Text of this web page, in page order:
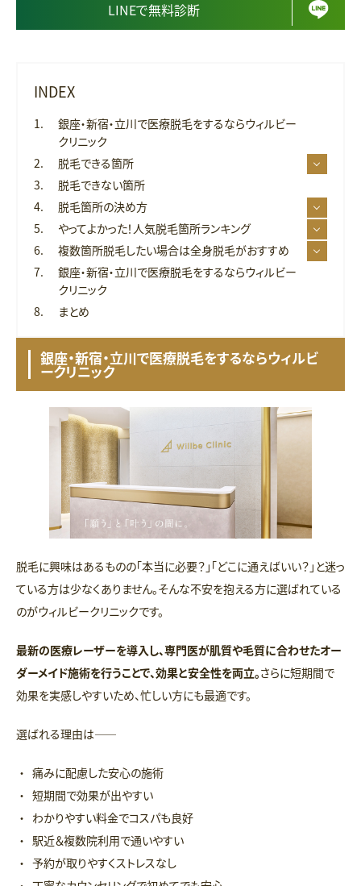
LINEで無料診断
INDEX
銀座・新宿・立川で医療脱毛をするならウィルビー
クリニック
脱毛できる箇所
脱毛できない箇所
脱毛箇所の決め方
やってよかった！人気脱毛箇所ランキング
複数箇所脱毛したい場合は全身脱毛がおすすめ
銀座・新宿・立川で医療脱毛をするならウィルビー
クリニック
まとめ
銀座・新宿・立川で医療脱毛をするならウィルビ
ークリニック
脱毛に興味はあるものの「本当に必要？」「どこに通えばいい？」と迷っ
ている方は少なくありません。そんな不安を抱える方に選ばれている
のがウィルビークリニックです。
最新の医療レーザーを導入し、専門医が肌質や毛質に合わせたオー
ダーメイド施術を行うことで、効果と安全性を両立。さらに短期間で
効果を実感しやすいため、忙しい方にも最適です。
選ばれる理由は――
痛みに配慮した安心の施術
短期間で効果が出やすい
わかりやすい料金でコスパも良好
駅近＆複数院利用で通いやすい
予約が取りやすくストレスなし